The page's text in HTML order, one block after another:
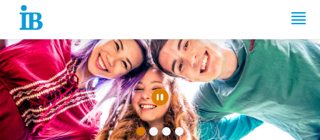
Springe zum Inhalt
Automatische